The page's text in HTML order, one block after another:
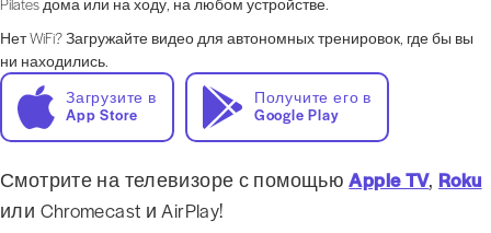
Нет WiFi? Загружайте видео для автономных тренировок, где бы вы
ни находились.
Загрузите в
App Store
Получите его в
Google Play
Смотрите на телевизоре с помощьюApple TV, Roku
или Chromecast и AirPlay!